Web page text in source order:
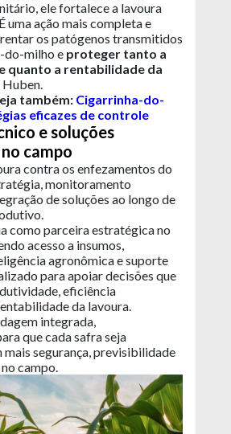
ele fortalece a lavoura
uma ação mais completa e
os patógenos transmitidos
do-milho e proteger tanto a
quanto a rentabilidade da
Huben.
também: Cigarrinha-do-
eficazes de controle
e soluções
campo
contra os enfezamentos do
monitoramento
de soluções ao longo de
como parceira estratégica no
acesso a insumos,
agronômica e suporte
para apoiar decisões que
eficiência
da lavoura.
integrada,
que cada safra seja
mais segurança, previsibilidade
campo.